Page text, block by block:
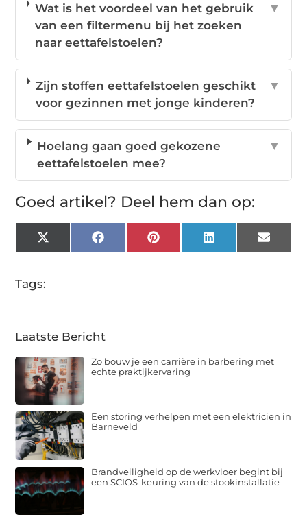
Wat is het voordeel van het gebruik
van een filtermenu bij het zoeken
naar eettafelstoelen?
▼
Zijn stoffen eettafelstoelen geschikt
voor gezinnen met jonge kinderen?
▼
Hoelang gaan goed gekozene
eettafelstoelen mee?
▼
Goed artikel? Deel hem dan op:
X
(Twitter)
FacebookPinterestLinkedInEmail
Tags:
Laatste Bericht
Zo bouw je een carrière in barbering met
echte praktijkervaring
Een storing verhelpen met een elektricien in
Barneveld
Brandveiligheid op de werkvloer begint bij
een SCIOS-keuring van de stookinstallatie